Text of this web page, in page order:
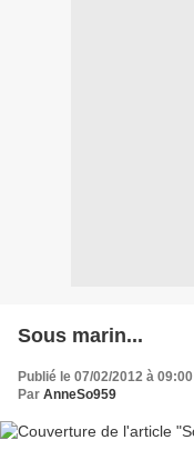
Sous marin...
Publié le 07/02/2012 à 09:00
Par AnneSo959